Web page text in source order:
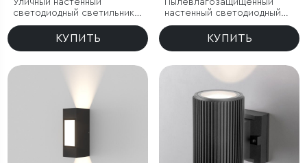
Уличный настенный
светодиодный светильник
Blaze LED IP65
КУПИТЬ
Пылевлагозащи щенный
настенный светодиодный
светильник Asteria D IP54
КУПИТЬ